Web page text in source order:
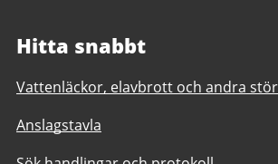
Hitta snabbt
Vattenläckor, elavbrott och andra
Anslagstavla